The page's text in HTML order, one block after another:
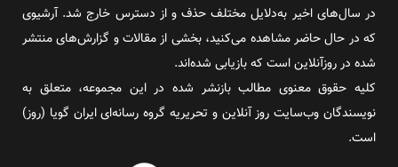
در سال‌های اخیر به‌دلایل مختلف حذف و از دسترس خارج شد. آرشیوی
که در حال حاضر مشاهده می‌کنید، بخشی از مقالات و گزارش‌های منتشر
شده در روزآنلاین است که بازیابی شده‌اند.
کلیه حقوق معنوی مطالب بازنشر شده در این مجموعه، متعلق به
نویسندگان وب‌سایت روز آنلاین و تحریریه گروه رسانه‌ای ایران گویا (روز)
است.